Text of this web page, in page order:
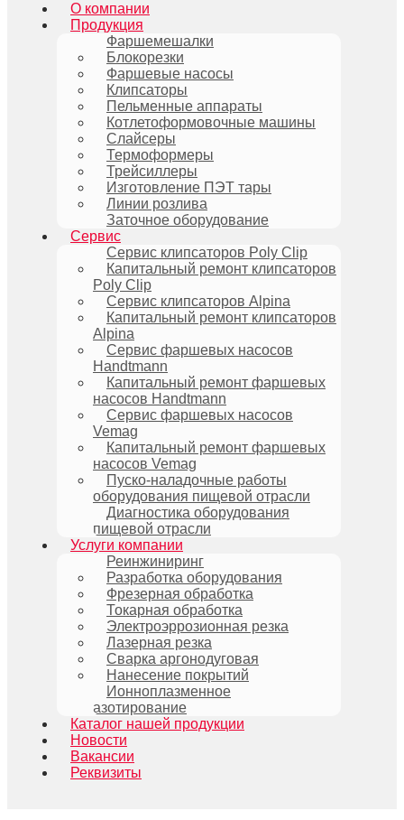
О компании
Продукция
Фаршемешалки
Блокорезки
Фаршевые насосы
Клипсаторы
Пельменные аппараты
Котлетоформовочные машины
Слайсеры
Термоформеры
Трейсиллеры
Изготовление ПЭТ тары
Линии розлива
Заточное оборудование
Сервис
Сервис клипсаторов Poly Clip
Капитальный ремонт клипсаторов
Poly Clip
Сервис клипсаторов Alpina
Капитальный ремонт клипсаторов
Alpina
Сервис фаршевых насосов
Handtmann
Капитальный ремонт фаршевых
насосов Handtmann
Сервис фаршевых насосов
Vemag
Капитальный ремонт фаршевых
насосов Vemag
Пуско-наладочные работы
оборудования пищевой отрасли
Диагностика оборудования
пищевой отрасли
Услуги компании
Реинжиниринг
Разработка оборудования
Фрезерная обработка
Токарная обработка
Электроэррозионная резка
Лазерная резка
Сварка аргонодуговая
Нанесение покрытий
Ионноплазменное
азотирование
Каталог нашей продукции
Новости
Вакансии
Реквизиты